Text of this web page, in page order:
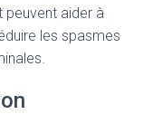
peuvent aider à
les spasmes